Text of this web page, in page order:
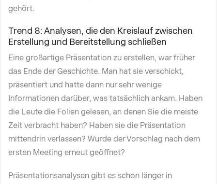
gehört.
Trend 8: Analysen, die den Kreislauf zwischen
Erstellung und Bereitstellung schließen
Eine großartige Präsentation zu erstellen, war früher
das Ende der Geschichte. Man hat sie verschickt,
präsentiert und hatte dann nur sehr wenige
Informationen darüber, was tatsächlich ankam. Haben
die Leute die Folien gelesen, an denen Sie die meiste
Zeit verbracht haben? Haben sie die Präsentation
mittendrin verlassen? Wurde der Vorschlag nach dem
ersten Meeting erneut geöffnet?
Präsentationsanalysen gibt es schon länger in